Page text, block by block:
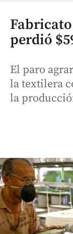
perdió
El paro
la textilera
la